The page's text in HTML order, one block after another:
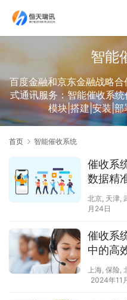
智能
百度金融和京东金融战略
式通讯服务：智能催收系
模块|搭建|安装|
首页 智能催收系统
催收系
数据精
北京, 天津,
月24日
催收系
中的高
上海, 保险,
2024年11